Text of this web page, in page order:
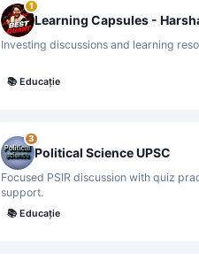
1
Learning Capsules -
Investing discussions and learning
📚 Educație
3
Political Science UPSC
Focused PSIR discussion with quiz
support.
📚 Educație